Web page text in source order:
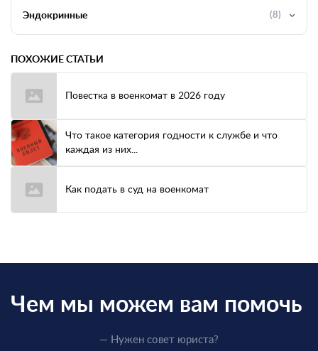
Эндокринные (8)
ПОХОЖИЕ СТАТЬИ
Повестка в военкомат в 2026 году
Что такое категория годности к службе и что
каждая из них...
Как подать в суд на военкомат
Чем мы можем вам помочь
— Нужен совет юриста?